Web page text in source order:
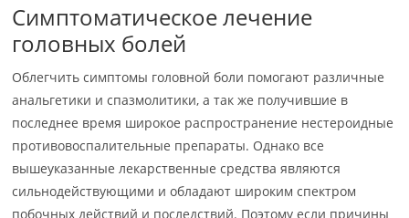
Симптоматическое лечение
головных болей
Облегчить симптомы головной боли помогают различные
анальгетики и спазмолитики, а так же получившие в
последнее время широкое распространение нестероидные
противовоспалительные препараты. Однако все
вышеуказанные лекарственные средства являются
сильнодействующими и обладают широким спектром
побочных действий и последствий. Поэтому если причины